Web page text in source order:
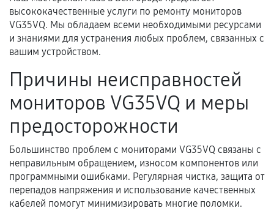
Документы для подтверждения
гарантии
Акт выполненных работ с датой, перечнем
услуг и сроком гарантии.
и кассовый чек.
Расширенная гарантия
В некоторых случаях возможно оформление
высококачественные услуги по ремонту мониторов
VG35VQ. Мы обладаем всеми необходимыми ресурсами
и знаниями для устранения любых проблем, связанных с
вашим устройством.
Причины неисправностей
мониторов VG35VQ и меры
предосторожности
Большинство проблем с мониторами VG35VQ связаны с
неправильным обращением, износом компонентов или
программными ошибками. Регулярная чистка, защита от
перепадов напряжения и использование качественных
кабелей помогут минимизировать многие поломки.